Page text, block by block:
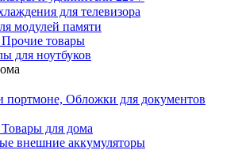
для телевизора
модулей памяти
Прочие товары
для ноутбуков
портмоне, Обложки для документов
Товары для дома
внешние аккумуляторы